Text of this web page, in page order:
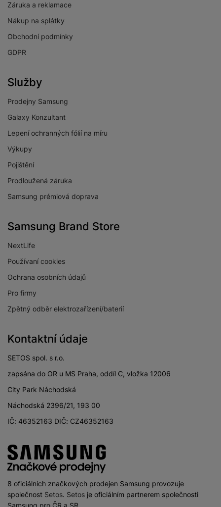
Záruka a reklamace
Nákup na splátky
Obchodní podmínky
GDPR
Služby
Prodejny Samsung
Galaxy Konzultant
Lepení ochranných fólií na míru
Výkupy
Pojištění
Prodloužená záruka
Samsung prémiová doprava
Samsung Brand Store
NextLife
Používaní cookies
Ochrana osobních údajů
Pro firmy
Zpětný odběr elektrozařízení/baterií
Kontaktní údaje
SETOS spol. s r.o.
zapsána do OR u MS Praha, oddíl C, vložka 12006
City Park Náchodská
Náchodská 2396/21, 193 00
IČ: 46352163 DIČ: CZ46352163
8 oficiálních značkových prodejen Samsung provozuje
společnost Setos. Setos je oficiálním partnerem společnosti
Samsung pro ČR a SR.